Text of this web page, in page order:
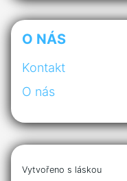
O NÁS
Kontakt
O nás
Vytvořeno s láskou